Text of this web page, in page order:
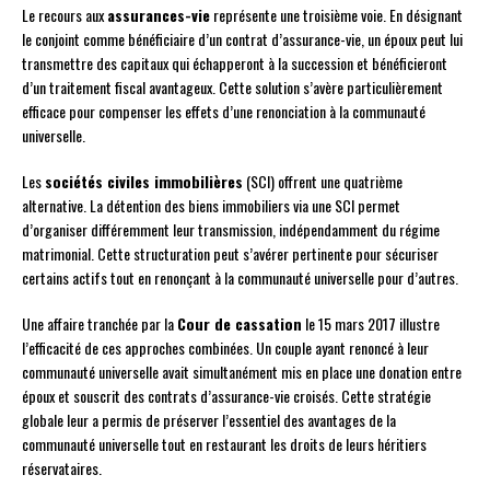
Le recours auxassurances-viereprésente une troisième voie. En désignant
le conjoint comme bénéficiaire d’un contrat d’assurance-vie, un époux peut lui
transmettre des capitaux qui échapperont à la succession et bénéficieront
d’un traitement fiscal avantageux. Cette solution s’avère particulièrement
efficace pour compenser les effets d’une renonciation à la communauté
universelle.
Lessociétés civiles immobilières (SCI) offrent une quatrième
alternative. La détention des biens immobiliers via une SCI permet
d’organiser différemment leur transmission, indépendamment du régime
matrimonial. Cette structuration peut s’avérer pertinente pour sécuriser
certains actifs tout en renonçant à la communauté universelle pour d’autres.
Une affaire tranchée par laCour de cassation le 15 mars 2017 illustre
l’efficacité de ces approches combinées. Un couple ayant renoncé à leur
communauté universelle avait simultanément mis en place une donation entre
époux et souscrit des contrats d’assurance-vie croisés. Cette stratégie
globale leur a permis de préserver l’essentiel des avantages de la
communauté universelle tout en restaurant les droits de leurs héritiers
réservataires.